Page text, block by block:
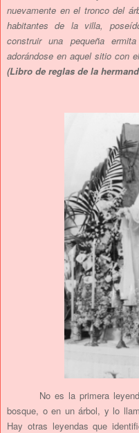
nuevamente en el tronco del
habitantes de la villa,
construir una pequeña
adorándose en aquel sitio con
(Libro de reglas de la
No es la primera
bosque, o en un árbol, y lo
Hay otras leyendas que